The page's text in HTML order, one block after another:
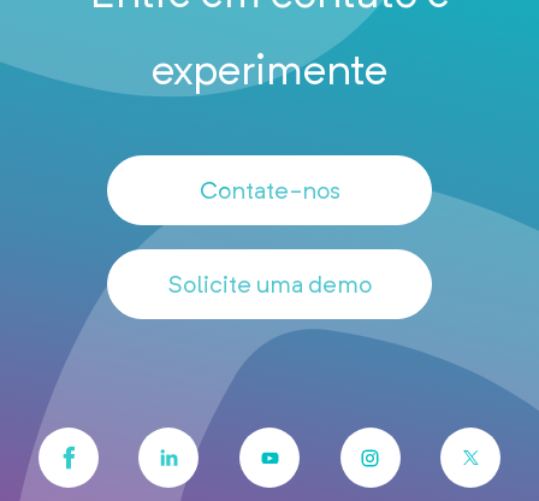
experimente
Contate-nos
Solicite uma demo